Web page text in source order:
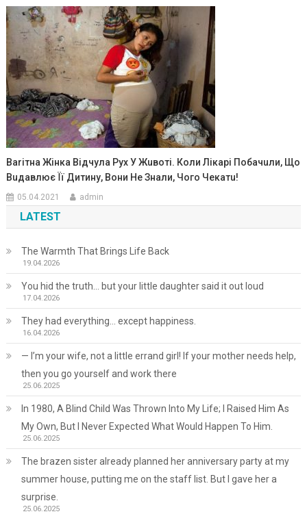
Ваrітна Жінка Відчула Рух У Жuвоті. Коли Лікарі Побачuли, Що
Вuдавлює Її Дитину, Вони Не Знали, Чого Чекатu!
05.04.2021 admin
LATEST
The Warmth That Brings Life Back
19.04.2026
You hid the truth… but your little daughter said it out loud
17.04.2026
They had everything… except happiness.
16.04.2026
— I’m your wife, not a little errand girl! If your mother needs help,
then you go yourself and work there
25.06.2025
In 1980, A Blind Child Was Thrown Into My Life; I Raised Him As
My Own, But I Never Expected What Would Happen To Him.
25.06.2025
The brazen sister already planned her anniversary party at my
summer house, putting me on the staff list. But I gave her a
surprise.
25.06.2025